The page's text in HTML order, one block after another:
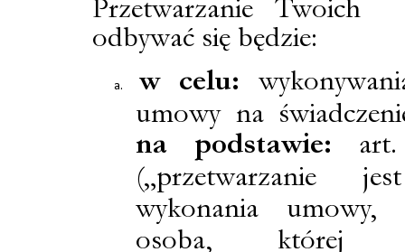
Przetwarzanie Twoich
odbywać się będzie:
w celu:
umowy na
na podstawie:
(„przetwarzanie
wykonania
osoba, której